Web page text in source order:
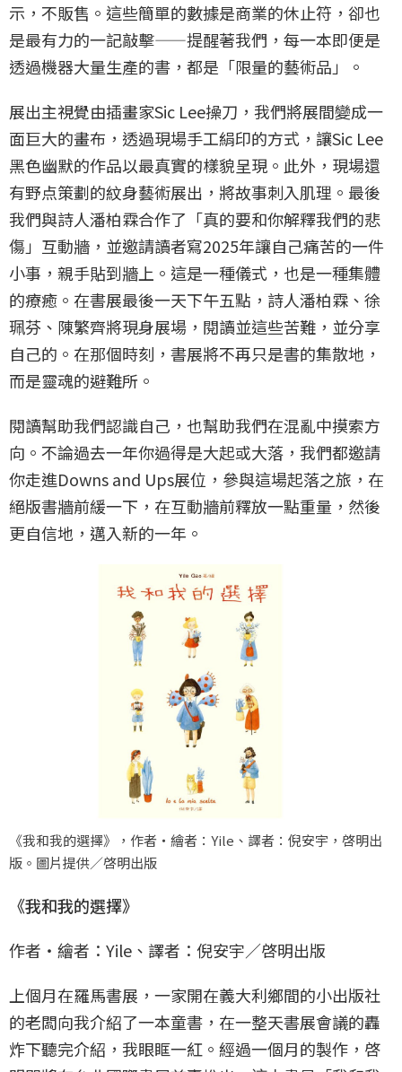
示，不販售。這些簡單的數據是商業的休止符，卻也
是最有力的一記敲擊——提醒著我們，每一本即便是
透過機器大量生產的書，都是「限量的藝術品」。
展出主視覺由插畫家Sic Lee操刀，我們將展間變成一
面巨大的畫布，透過現場手工絹印的方式，讓Sic Lee
黑色幽默的作品以最真實的樣貌呈現。此外，現場還
有野点策劃的紋身藝術展出，將故事刺入肌理。最後
我們與詩人潘柏霖合作了「真的要和你解釋我們的悲
傷」互動牆，並邀請讀者寫2025年讓自己痛苦的一件
小事，親手貼到牆上。這是一種儀式，也是一種集體
的療癒。在書展最後一天下午五點，詩人潘柏霖、徐
珮芬、陳繁齊將現身展場，閱讀並這些苦難，並分享
自己的。在那個時刻，書展將不再只是書的集散地，
而是靈魂的避難所。
閱讀幫助我們認識自己，也幫助我們在混亂中摸索方
向。不論過去一年你過得是大起或大落，我們都邀請
你走進Downs and Ups展位，參與這場起落之旅，在
絕版書牆前緩一下，在互動牆前釋放一點重量，然後
更自信地，邁入新的一年。
《我和我的選擇》，作者・繪者：Yile、譯者：倪安宇，啓明出
版。圖片提供／啓明出版
《我和我的選擇》
作者・繪者：Yile、譯者：倪安宇／啓明出版
上個月在羅馬書展，一家開在義大利鄉間的小出版社
的老闆向我介紹了一本童書，在一整天書展會議的轟
炸下聽完介紹，我眼眶一紅。經過一個月的製作，啓